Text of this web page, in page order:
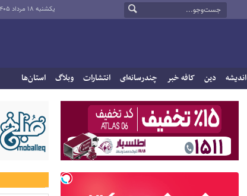
یکشنبه ۱۸ مرداد ۱۴۰۵
اندیشه دین کافه خبر چندرسانه‌ای انتشارات وبلاگ استان‌ها